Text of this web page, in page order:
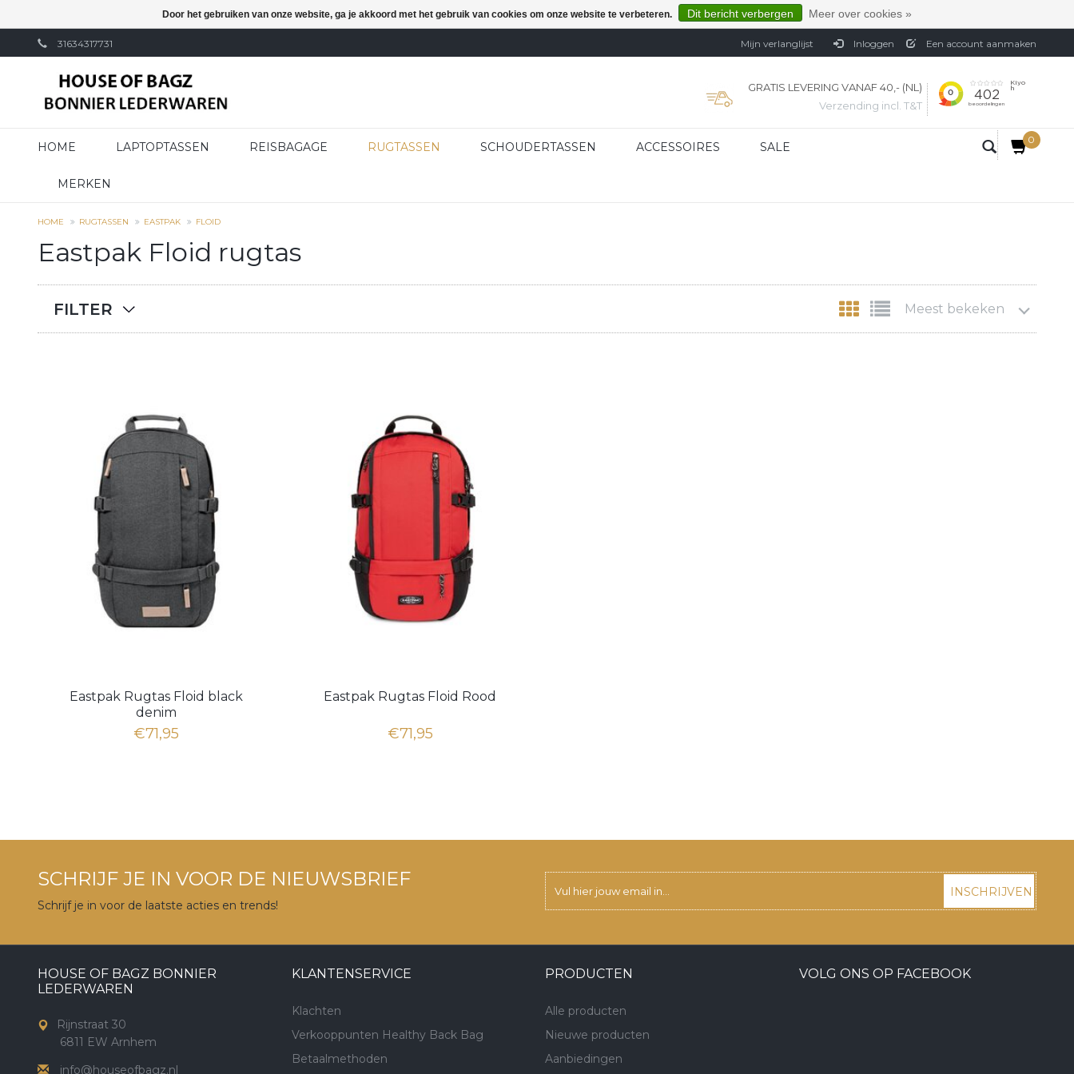
31634317731 Mijn verlanglijst Inloggen Een account aanmaken
GRATIS LEVERING VANAF 40,- (NL)
Verzending incl. T&T
HOME LAPTOPTASSEN REISBAGAGE RUGTASSEN SCHOUDERTASSEN ACCESSOIRES SALE
MERKEN
0
HOME RUGTASSEN EASTPAK FLOID
Eastpak Floid rugtas
FILTER Meest bekeken
Eastpak Rugtas Floid black
denim
€71,95
Eastpak Rugtas Floid Rood
€71,95
SCHRIJF JE IN VOOR DE NIEUWSBRIEF
Schrijf je in voor de laatste acties en trends!
INSCHRIJVEN
HOUSE OF BAGZ BONNIER
LEDERWAREN
Rijnstraat 30
6811 EW Arnhem
info@houseofbagz.nl
KLANTENSERVICE
Klachten
Verkooppunten Healthy Back Bag
Betaalmethoden
PRODUCTEN
Alle producten
Nieuwe producten
Aanbiedingen
VOLG ONS OP FACEBOOK
Door het gebruiken van onze website, ga je akkoord met het gebruik van cookies om onze website te verbeteren. Dit bericht verbergen Meer over cookies »